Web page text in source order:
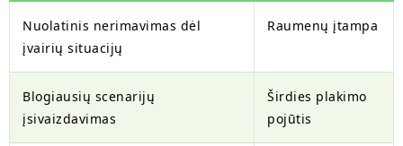
Nuolatinis nerimavimas dėl
įvairių situacijų
Raumenų įtampa
Blogiausių scenarijų
įsivaizdavimas
Širdies plakimo
pojūtis